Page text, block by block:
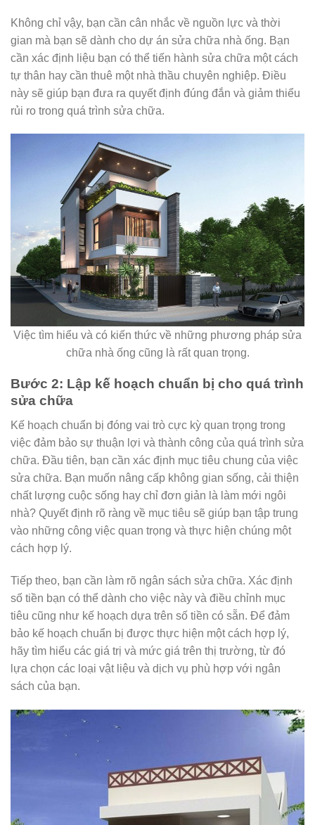
Không chỉ vậy, bạn cần cân nhắc về nguồn lực và thời
gian mà bạn sẽ dành cho dự án sửa chữa nhà ống. Bạn
cần xác định liệu bạn có thể tiến hành sửa chữa một cách
tự thân hay cần thuê một nhà thầu chuyên nghiệp. Điều
này sẽ giúp bạn đưa ra quyết định đúng đắn và giảm thiểu
rủi ro trong quá trình sửa chữa.
Việc tìm hiểu và có kiến thức về những phương pháp sửa
chữa nhà ống cũng là rất quan trọng.
Bước 2: Lập kế hoạch chuẩn bị cho quá trình
sửa chữa
Kế hoạch chuẩn bị đóng vai trò cực kỳ quan trọng trong
việc đảm bảo sự thuận lợi và thành công của quá trình sửa
chữa. Đầu tiên, bạn cần xác định mục tiêu chung của việc
sửa chữa. Bạn muốn nâng cấp không gian sống, cải thiện
chất lượng cuộc sống hay chỉ đơn giản là làm mới ngôi
nhà? Quyết định rõ ràng về mục tiêu sẽ giúp bạn tập trung
vào những công việc quan trọng và thực hiện chúng một
cách hợp lý.
Tiếp theo, bạn cần làm rõ ngân sách sửa chữa. Xác định
số tiền bạn có thể dành cho việc này và điều chỉnh mục
tiêu cũng như kế hoạch dựa trên số tiền có sẵn. Để đảm
bảo kế hoạch chuẩn bị được thực hiện một cách hợp lý,
hãy tìm hiểu các giá trị và mức giá trên thị trường, từ đó
lựa chọn các loại vật liệu và dịch vụ phù hợp với ngân
sách của bạn.